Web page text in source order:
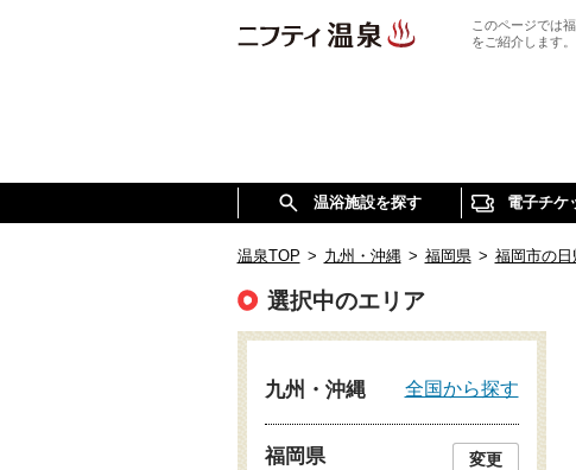
このページでは
をご紹介します。
温浴施設を探す 電子チケ
温泉TOP > 九州・沖縄 > 福岡県 > 福岡市の
選択中のエリア
九州・沖縄 全国から探す
福岡県 変更